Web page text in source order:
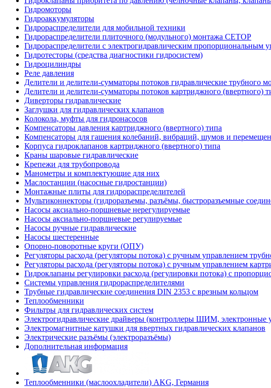
Гидромоторы
Гидроаккумуляторы
Гидрораспределители для мобильной техники
Гидрораспределители плиточного (модульного) монтажа СЕТОР
Гидрораспределители с электрогидравлическим пропорциональным
Гидротесторы (средства диагностики гидросистем)
Гидроцилиндры
Реле давления
Делители и делители-сумматоры потоков гидравлические трубного
Делители и делители-сумматоры потоков картриджного (ввертного)
Диверторы гидравлические
Заглушки для гидравлических клапанов
Колокола, муфты для гидронасосов
Компенсаторы давления картриджного (ввертного) типа
Компенсаторы для гашения колебаний, вибраций, шумов и
Корпуса гидроклапанов картриджного (ввертного) типа
Краны шаровые гидравлические
Крепежи для трубопровода
Манометры и комплектующие для них
Маслостанции (насосные гидростанции)
Монтажные плиты для гидрораспределителей
Мультиконнекторы (гидроразъемы, разъёмы, быстроразъемные
Насосы аксиально-поршневые нерегулируемые
Насосы аксиально-поршневые регулируемые
Насосы ручные гидравлические
Насосы шестеренные
Опорно-поворотные круги (ОПУ)
Регуляторы расхода (регуляторы потока) с ручным управлением
Регуляторы расхода (регуляторы потока) с ручным управлением
Гидроклапаны регулировки расхода (регулировки потока) с
Системы управления гидрораспределителями
Трубные гидравлические соединения DIN 2353 с врезным кольцом
Теплообменники
Фильтры для гидравлических систем
Электрогидравлические драйверы (контроллеры ШИМ,
Электромагнитные катушки для ввертных гидравлических клапанов
Электрические разъёмы (электроразъёмы)
Дополнительная информация
Теплообменники (маслоохладители) AKG, Германия